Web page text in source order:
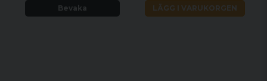
Bevaka LÄGG I VARUKORGEN